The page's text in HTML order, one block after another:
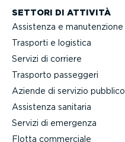
SETTORI DI ATTIVITÀ
Assistenza e manuten­zione
Trasporti e logistica
Servizi di corriere
Trasporto passeggeri
Aziende di servizio pubblico
Assistenza sanitaria
Servizi di emergenza
Flotta commerciale